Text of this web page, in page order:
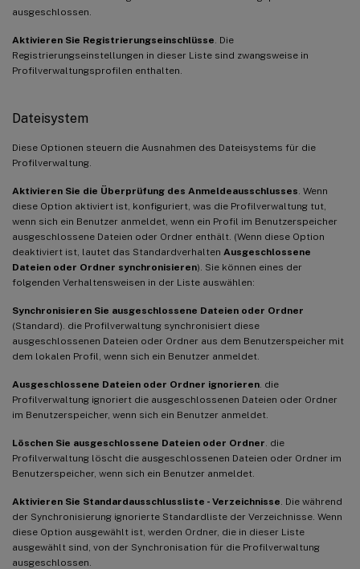
ausgeschlossen.
Aktivieren Sie Registrierungseinschlüsse . Die
Registrierungseinstellungen in dieser Liste sind zwangsweise in
Profilverwaltungsprofilen enthalten.
Dateisystem
Diese Optionen steuern die Ausnahmen des Dateisystems für die
Profilverwaltung.
Aktivieren Sie die Überprüfung des Anmeldeausschlusses . Wenn
diese Option aktiviert ist, konfiguriert, was die Profilverwaltung tut,
wenn sich ein Benutzer anmeldet, wenn ein Profil im Benutzerspeicher
ausgeschlossene Dateien oder Ordner enthält. (Wenn diese Option
deaktiviert ist, lautet das Standardverhalten Ausgeschlossene
Dateien oder Ordner synchronisieren). Sie können eines der
folgenden Verhaltensweisen in der Liste auswählen:
Synchronisieren Sie ausgeschlossene Dateien oder Ordner
(Standard). die Profilverwaltung synchronisiert diese
ausgeschlossenen Dateien oder Ordner aus dem Benutzerspeicher mit
dem lokalen Profil, wenn sich ein Benutzer anmeldet.
Ausgeschlossene Dateien oder Ordner ignorieren . die
Profilverwaltung ignoriert die ausgeschlossenen Dateien oder Ordner
im Benutzerspeicher, wenn sich ein Benutzer anmeldet.
Löschen Sie ausgeschlossene Dateien oder Ordner . die
Profilverwaltung löscht die ausgeschlossenen Dateien oder Ordner im
Benutzerspeicher, wenn sich ein Benutzer anmeldet.
Aktivieren Sie Standardausschlussliste - Verzeichnisse . Die während
der Synchronisierung ignorierte Standardliste der Verzeichnisse. Wenn
diese Option ausgewählt ist, werden Ordner, die in dieser Liste
ausgewählt sind, von der Synchronisation für die Profilverwaltung
ausgeschlossen.